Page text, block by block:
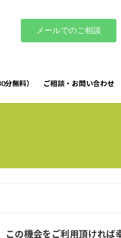
メールでのご相談
分無料） ご相談・お問い合わせ
この機会をご利用頂ければ